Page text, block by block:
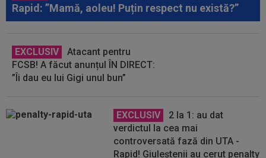
Rapid: ”Mamă, aoleu! Puțin respect nu există?”
EXCLUSIV
Atacant pentru
FCSB! A făcut anunțul ÎN DIRECT:
”Îi dau eu lui Gigi unul bun”
EXCLUSIV
2 la 1: au dat
verdictul la cea mai
controversată fază din UTA -
Rapid! Giuleștenii au cerut penalty